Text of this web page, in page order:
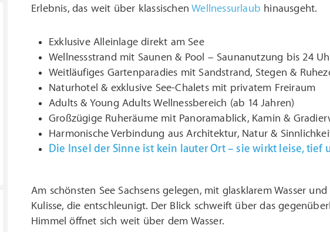
Erlebnis, das weit über klassischenWellnessurlaub hinausgeht.
Exklusive Alleinlage direkt am See
Wellnessstrand mit Saunen & Pool – Saunanutzung bis 24
Weitläufiges Gartenparadies mit Sandstrand, Stegen &
Naturhotel & exklusive See-Chalets mit privatem Freiraum
Adults & Young Adults Wellnessbereich (ab 14 Jahren)
Großzügige Ruheräume mit Panoramablick, Kamin &
Harmonische Verbindung aus Architektur, Natur &
Die Insel der Sinne ist kein lauter Ort – sie wirkt leise, tief
Am schönsten See Sachsens gelegen, mit glasklarem Wasser
Kulisse, die entschleunigt. Der Blick schweift über das
Himmel öffnet sich weit über dem Wasser.